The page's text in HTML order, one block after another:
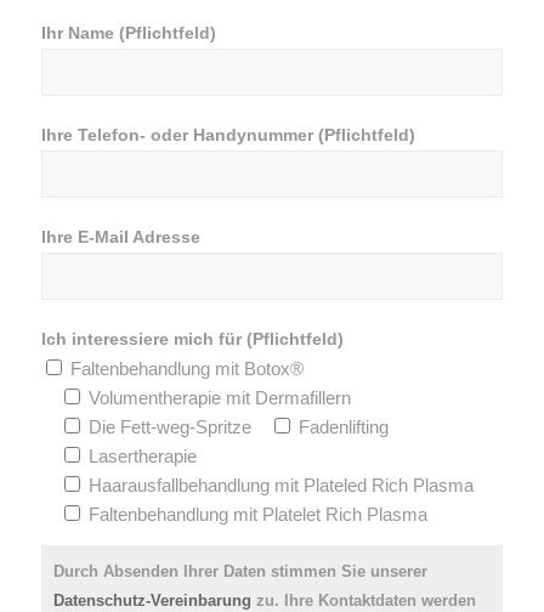
Ihr Name (Pflichtfeld)
Ihre Telefon- oder Handynummer (Pflichtfeld)
Ihre E-Mail Adresse
Ich interessiere mich für (Pflichtfeld)
Faltenbehandlung mit Botox®
Volumentherapie mit Dermafillern
Die Fett-weg-Spritze
Fadenlifting
Lasertherapie
Haarausfallbehandlung mit Plateled Rich Plasma
Faltenbehandlung mit Platelet Rich Plasma
Durch Absenden Ihrer Daten stimmen Sie unserer
Datenschutz-Vereinbarung zu. Ihre Kontaktdaten werden